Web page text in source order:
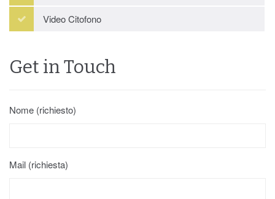
Video Citofono
Get in Touch
Nome (richiesto)
Mail (richiesta)